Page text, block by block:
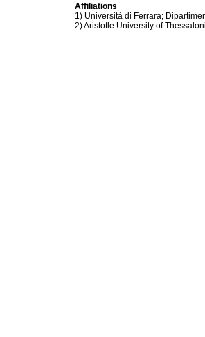
Affiliations
1) Università di Ferrara;
2) Aristotle University of